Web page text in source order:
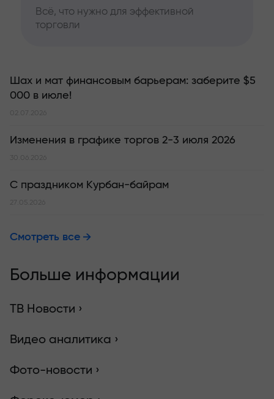
Всё, что нужно для эффективной
торговли
Шах и мат финансовым барьерам: заберите $5
000 в июле!
02.07.2026
Изменения в графике торгов 2-3 июля 2026
30.06.2026
С праздником Курбан-байрам
27.05.2026
Смотреть все
Больше информации
ТВ Новости ›
Видео аналитика ›
Фото-новости ›